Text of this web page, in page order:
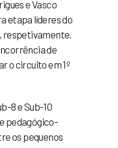
e Vasco
etapa líderes do
respetivamente.
de
o circuito em 1º
8 e Sub-10
pedagógico-
os pequenos